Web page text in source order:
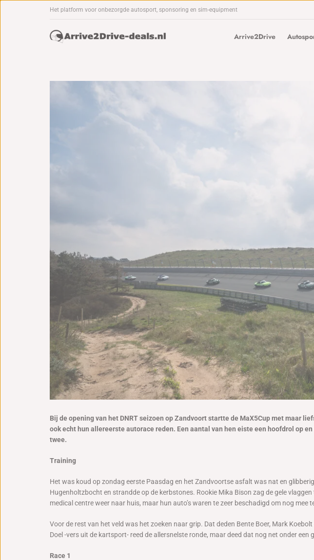
Het platform voor onbezorgde autosport, sponsoring en sim-equipment
Arrive2Drive
Bij de opening van het DNRT seizoen op Zandvoort startte de MaX5Cup met maar
ook echt hun allereerste autorace reden. Een aantal van hen eiste een hoofdrol op
twee.
Training
Het was koud op zondag eerste Paasdag en het Zandvoortse asfalt was nat en
Hugenholtzbocht en strandde op de kerbstones. Rookie Mika Bison zag de gele
medical centre weer naar huis, maar hun auto’s waren te zeer beschadigd om nog mee
Voor de rest van het veld was het zoeken naar grip. Dat deden Bente Boer, Mark
Doel -vers uit de kartsport- reed de allersnelste ronde, maar deed dat nog net onder
Race 1